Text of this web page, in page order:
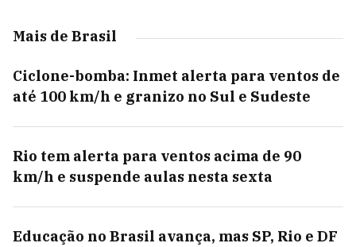
Mais de Brasil
Ciclone-bomba: Inmet alerta para ventos de
até 100 km/h e granizo no Sul e Sudeste
Rio tem alerta para ventos acima de 90
km/h e suspende aulas nesta sexta
Educação no Brasil avança, mas SP, Rio e DF